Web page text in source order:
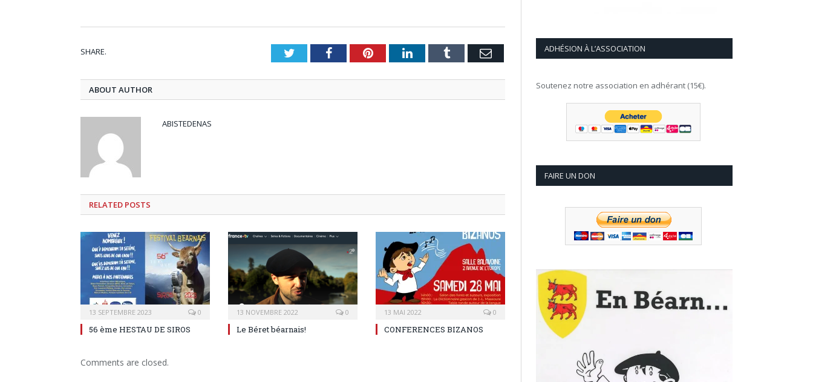
SHARE. TwitterFacebookPinterestLinkedInTumblr Email
ABOUT AUTHOR
ABISTEDENAS
RELATED POSTS
13 SEPTEMBRE 2023 0
56 ème HESTAU DE SIROS
13 NOVEMBRE 2022 0
Le Béret béarnais!
13 MAI 2022 0
CONFERENCES BIZANOS
Comments are closed.
ADHÉSION À L’ASSOCIATION
Soutenez notre association en adhérant (15€).
FAIRE UN DON